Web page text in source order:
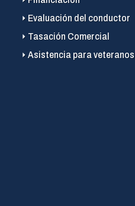
Evaluación del conductor
Tasación Comercial
Asistencia para veteranos